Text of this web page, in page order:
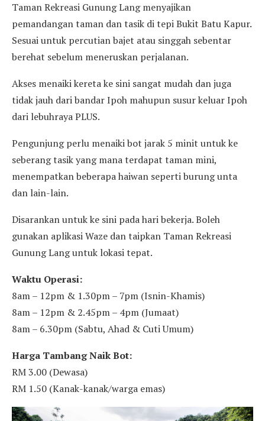
Taman Rekreasi Gunung Lang menyajikan
pemandangan taman dan tasik di tepi Bukit Batu Kapur.
Sesuai untuk percutian bajet atau singgah sebentar
berehat sebelum meneruskan perjalanan.
Akses menaiki kereta ke sini sangat mudah dan juga
tidak jauh dari bandar Ipoh mahupun susur keluar Ipoh
dari lebuhraya PLUS.
Pengunjung perlu menaiki bot jarak 5 minit untuk ke
seberang tasik yang mana terdapat taman mini,
menempatkan beberapa haiwan seperti burung unta
dan lain-lain.
Disarankan untuk ke sini pada hari bekerja. Boleh
gunakan aplikasi Waze dan taipkan Taman Rekreasi
Gunung Lang untuk lokasi tepat.
Waktu Operasi:
8am – 12pm & 1.30pm – 7pm (Isnin-Khamis)
8am – 12pm & 2.45pm – 4pm (Jumaat)
8am – 6.30pm (Sabtu, Ahad & Cuti Umum)
Harga Tambang Naik Bot:
RM 3.00 (Dewasa)
RM 1.50 (Kanak-kanak/warga emas)